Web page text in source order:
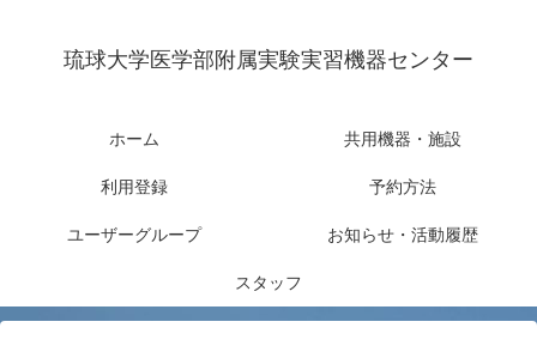
琉球大学医学部附属実験実習機器センター
ホーム 共用機器・施設
利用登録 予約方法
ユーザーグループ お知らせ・活動履歴
スタッフ